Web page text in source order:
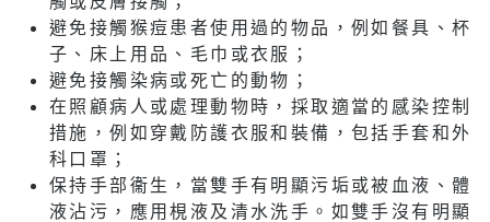
避免接觸猴痘患者使用過的物品，例如餐具、杯
子、床上用品、毛巾或衣服；
避免接觸染病或死亡的動物；
在照顧病人或處理動物時，採取適當的感染控制
措施，例如穿戴防護衣服和裝備，包括手套和外
科口罩；
保持手部衞生，當雙手有明顯污垢或被血液、體
液沾污，應用梘液及清水洗手。如雙手沒有明顯